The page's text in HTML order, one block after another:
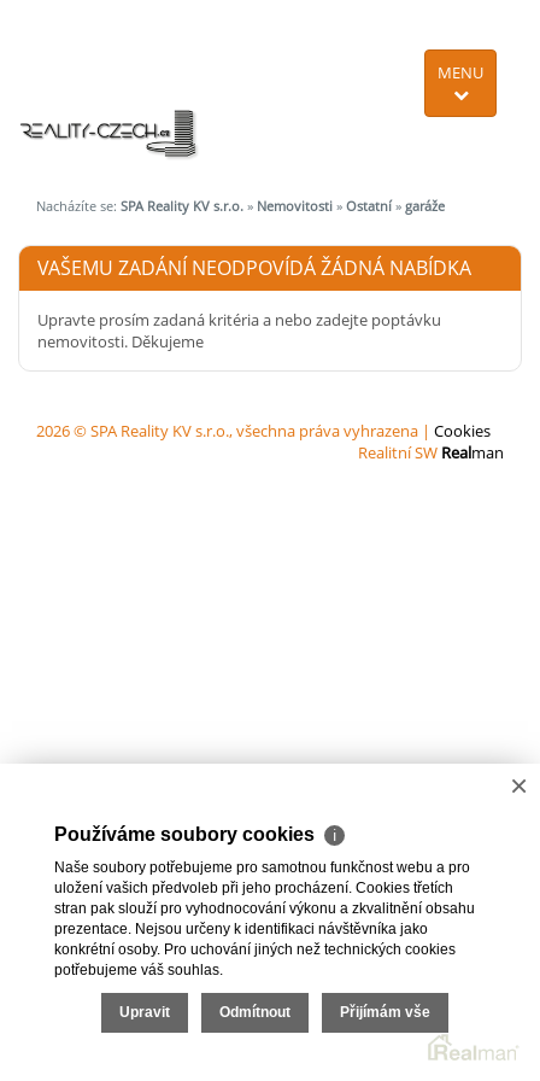
MENU
Nacházíte se: SPA Reality KV s.r.o. » Nemovitosti » Ostatní » garáže
VAŠEMU ZADÁNÍ NEODPOVÍDÁ ŽÁDNÁ NABÍDKA
Upravte prosím zadaná kritéria a nebo zadejte poptávku
nemovitosti. Děkujeme
2026 © SPA Reality KV s.r.o., všechna práva vyhrazena | Cookies
Realitní SW Realman
×
Používáme soubory cookies ℹ
Naše soubory potřebujeme pro samotnou funkčnost webu a pro
uložení vašich předvoleb při jeho procházení. Cookies třetích
stran pak slouží pro vyhodnocování výkonu a zkvalitnění obsahu
prezentace. Nejsou určeny k identifikaci návštěvníka jako
konkrétní osoby. Pro uchování jiných než technických cookies
potřebujeme váš souhlas.
Upravit Odmítnout Přijímám vše